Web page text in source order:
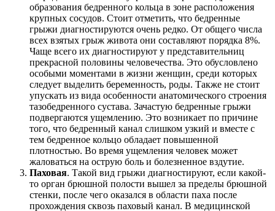
образования бедренного кольца в зоне расположения
крупных сосудов. Стоит отметить, что бедренные
грыжи диагностируются очень редко. От общего числа
всех взятых грыж живота они составляют порядка 8%.
Чаще всего их диагностируют у представительниц
прекрасной половины человечества. Это обусловлено
особыми моментами в жизни женщин, среди которых
следует выделить беременность, роды. Также не стоит
упускать из вида особенности анатомического строения
тазобедренного сустава. Зачастую бедренные грыжи
подвергаются ущемлению. Это возникает по причине
того, что бедренный канал слишком узкий и вместе с
тем бедренное кольцо обладает повышенной
плотностью. Во время ущемления человек может
жаловаться на острую боль и болезненное вздутие.
Паховая. Такой вид грыжи диагностируют, если какой-
то орган брюшной полости вышел за пределы брюшной
стенки, после чего оказался в области паха после
прохождения сквозь паховый канал. В медицинской